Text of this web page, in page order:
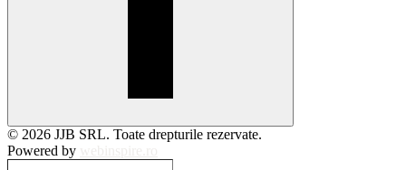
© 2026 JJB SRL. Toate drepturile rezervate.
Powered by